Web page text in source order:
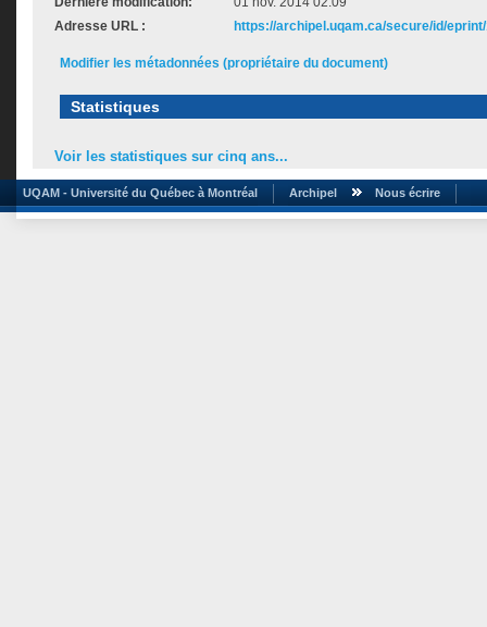
Adresse URL :
https://archipel.uqam.ca/secure/id/
Modifier les métadonnées (propriétaire du document)
Statistiques
Voir les statistiques sur cinq ans...
UQAM - Université du Québec à Montréal Archipel Nous écrire